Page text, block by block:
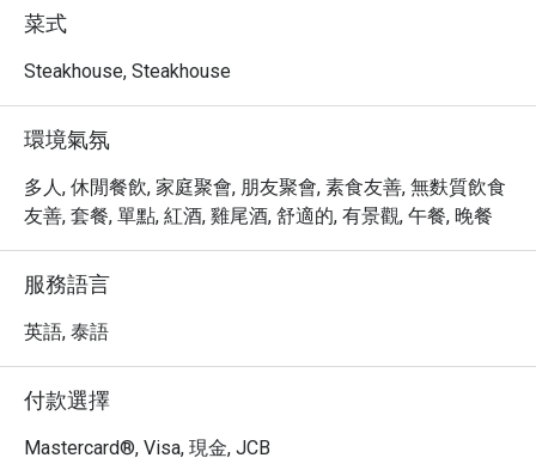
滿足您挑剔的味蕾。餐廳氛圍輕鬆舒適，是您享用早餐、
早午餐、午餐或晚餐的完美選擇。
・ 無論您是獨自旅行、與摯愛同行，或是闔家歡樂，
體驗。餐廳坐擁便利的地理位置，設有室外雅座、外帶及
外送服務，並提供兒童高腳椅與兒童菜單，讓親子用餐更
加輕鬆愉快。我們更提供免費 Wi-Fi，讓您與親友即時分
享美好食光。
Bangtao，您即可享有獨家優惠，最高可享 5 折折扣，以
超值的價格品嚐豐盛的美饌，讓您的用餐體驗更添價值。
菜式
Steakhouse, Steakhouse
環境氣氛
多人, 休閒餐飲, 家庭聚會, 朋友聚會, 素食友善, 無麩質飲食
友善, 套餐, 單點, 紅酒, 雞尾酒, 舒適的, 有景觀, 午餐, 晚餐
服務語言
英語, 泰語
付款選擇
Mastercard®, Visa, 現金, JCB